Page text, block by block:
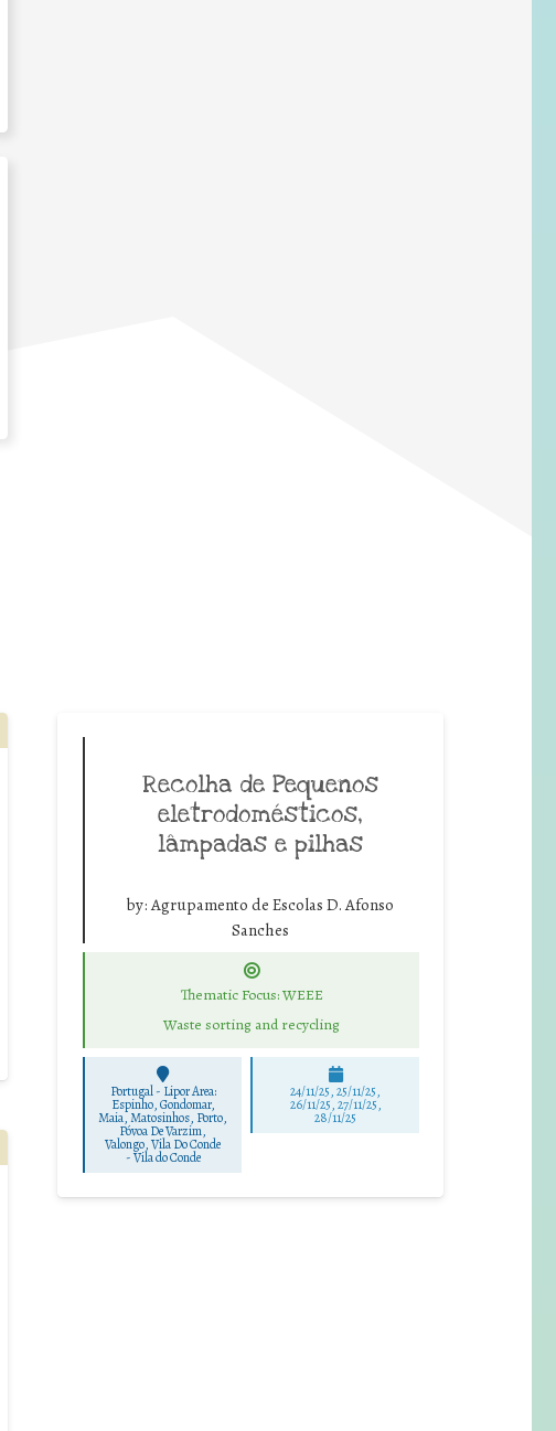
Recolha de Pequenos
eletrodomésticos,
lâmpadas e pilhas
by:Agrupamento de Escolas D. Afonso
Sanches
Thematic Focus: WEEE
Waste sorting and recycling
Portugal - Lipor Area:
Espinho, Gondomar,
Maia, Matosinhos, Porto,
Póvoa De Varzim,
Valongo, Vila Do Conde
-Vila do Conde
24/11/25,25/11/25,
26/11/25,27/11/25,
28/11/25